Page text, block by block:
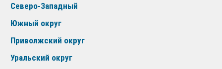
Северо-Западный
Южный округ
Приволжский округ
Уральский округ